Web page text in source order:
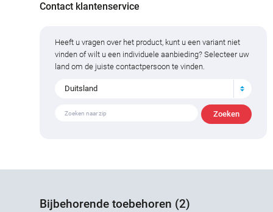
Contact klantenservice
Heeft u vragen over het product, kunt u een variant niet
vinden of wilt u een individuele aanbieding? Selecteer uw
land om de juiste contactpersoon te vinden.
Duitsland
Bijbehorende toebehoren (2)